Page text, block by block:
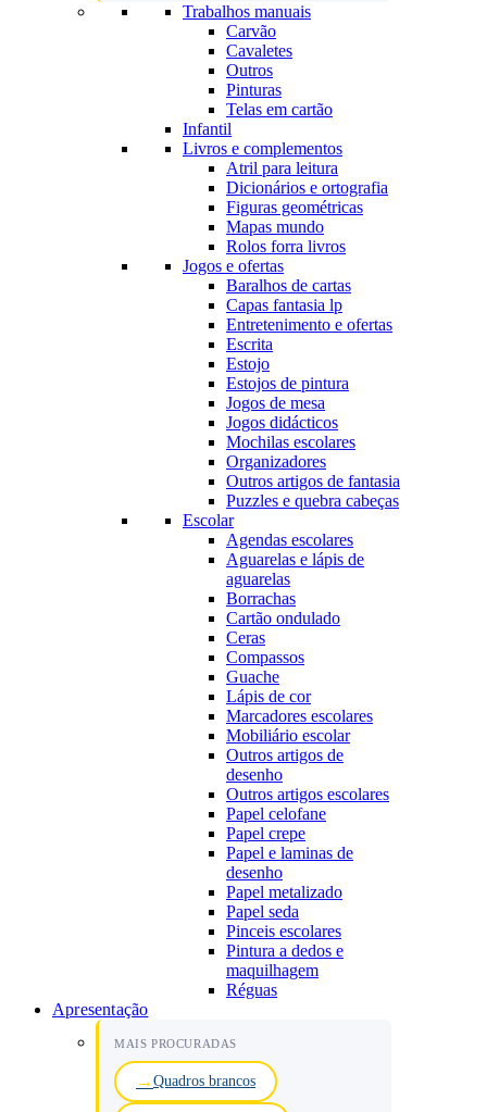
Trabalhos manuais
Carvão
Cavaletes
Outros
Pinturas
Telas em cartão
Infantil
Livros e complementos
Atril para leitura
Dicionários e ortografia
Figuras geométricas
Mapas mundo
Rolos forra livros
Jogos e ofertas
Baralhos de cartas
Capas fantasia lp
Entretenimento e ofertas
Escrita
Estojo
Estojos de pintura
Jogos de mesa
Jogos didácticos
Mochilas escolares
Organizadores
Outros artigos de fantasia
Puzzles e quebra cabeças
Escolar
Agendas escolares
Aguarelas e lápis de
aguarelas
Borrachas
Cartão ondulado
Ceras
Compassos
Guache
Lápis de cor
Marcadores escolares
Mobiliário escolar
Outros artigos de
desenho
Outros artigos escolares
Papel celofane
Papel crepe
Papel e laminas de
desenho
Papel metalizado
Papel seda
Pinceis escolares
Pintura a dedos e
maquilhagem
Réguas
Apresentação
MAIS PROCURADAS
Quadros brancos